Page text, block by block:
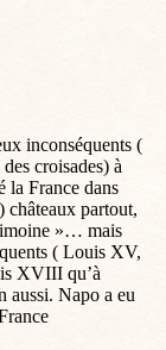
inconséquents (
croisades) à
la France dans
châteaux partout,
»… mais
( Louis XV,
XVIII qu’à
aussi. Napo a eu